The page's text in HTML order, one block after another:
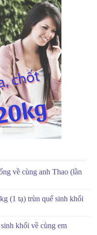
về cùng anh Thao (lần
(1 tạ) trùn quế sinh khối
khối về cùng em